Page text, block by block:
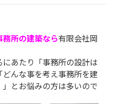
所の建築なら有限会社岡
あたり「事務所の設計は
んな事を考え事務所を建
とお悩みの方は多いので